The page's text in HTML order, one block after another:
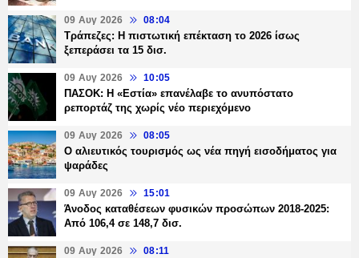
09 Αυγ 2026 08:04
Τράπεζες: H πιστωτική επέκταση το 2026 ίσως
ξεπεράσει τα 15 δισ.
09 Αυγ 2026 10:05
ΠΑΣΟΚ: Η «Εστία» επανέλαβε το ανυπόστατο
ρεπορτάζ της χωρίς νέο περιεχόμενο
09 Αυγ 2026 08:05
Ο αλιευτικός τουρισμός ως νέα πηγή εισοδήματος για
ψαράδες
09 Αυγ 2026 15:01
Άνοδος καταθέσεων φυσικών προσώπων 2018-2025:
Από 106,4 σε 148,7 δισ.
09 Αυγ 2026 08:11